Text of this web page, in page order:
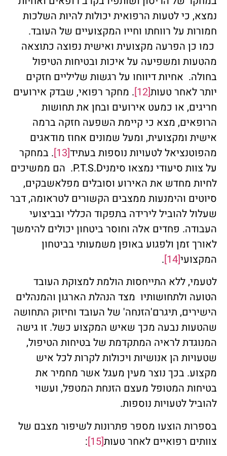
נמצא, כי לטעות הרפואית יכולות להיות השלכות
חמורות על רווחתו וחייו המקצועיים של העובד.
כמו כן הפרעה מקצועית ואישית נפוצה כתוצאה
מהטעות ומשפיעה על איכות ובטיחות הטיפול
בחולה. אחיות דיווחו על רגשות שליליים חזקים
יותר לאחר טעות[12]
. מחקר רפואי, שבדק אירועים
חריגים, או כמעט אירועים ובחן את תחושות
הרופאים, מצא כי קיימת השפעה חזקה ברמה
אישית ומקצועית, ומעל שמונים אחוז מודאגים
מהפוטנציאל לטעויות נוספות בעתיד[13]
. במחקר
על צוות סיעודי נמצאו סימניP.T.S.D. הם ממשיכים
לחיות מחדש את האירוע וסובלים מפלאשבקים,
סיוטים והימנעות ממצבים הקשורים לטראומה, דבר
שעלול להוביל לירידה בתפקוד הכללי ובביצועי
העבודה. פחדים אלה וחוסר ביטחון יכולים להימשך
לאורך זמן ולפגוע באופן משמעותי בביטחון
המקצועי[14]
.
לטעמי, ללא התייחסות הולמת למצוקת העובד
הטועה ולתחושותיו מצד הנהלת הארגון והמנהלים
הישירים, תיגרם'הזנחה' של העובד וחיזוק התחושה
שהטעות נבעה מכך שאיש המקצוע כשל. זו גישה
המנוגדת לראיה המתקדמת של בטיחות הטיפול,
שטעויות הן אנושיות ויכולות לקרות לכל איש
מקצוע. בכך נוצר מעין מעגל אשר מחמיר את
בטיחות המטופל מעצם הזנחת המטפל, ועשוי
להוביל לטעויות נוספות.
בספרות הוצעו מספר פתרונות לשיפור מצבם של
צוותים רפואיים לאחר טעות[15]
: